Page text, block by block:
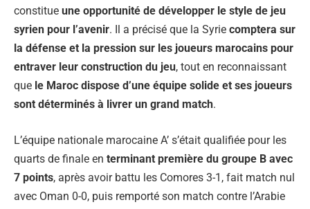
constitue une opportunité de développer le style de jeu
syrien pour l’avenir. Il a précisé que la Syrie comptera sur
la défense et la pression sur les joueurs marocains pour
entraver leur construction du jeu, tout en reconnaissant
que le Maroc dispose d’une équipe solide et ses joueurs
sont déterminés à livrer un grand match.
L’équipe nationale marocaine A’ s’était qualifiée pour les
quarts de finale en terminant première du groupe B avec
7 points, après avoir battu les Comores 3-1, fait match nul
avec Oman 0-0, puis remporté son match contre l’Arabie